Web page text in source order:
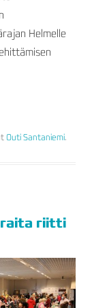
Helmelle
Outi Santaniemi.
riitti